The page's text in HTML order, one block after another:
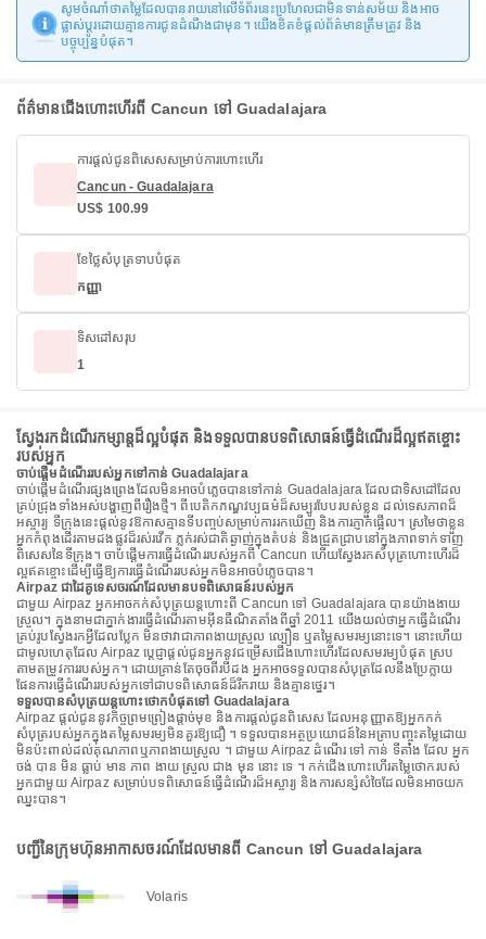
សូមចំណាំថាតម្លៃដែលបានរាយនៅលើទំព័រនេះប្រហែលជាមិនទាន់សម័យ និងអាច
ផ្លាស់ប្តូរដោយគ្មានការជូនដំណឹងជាមុន។ យើងខិតខំផ្តល់ព័ត៌មានត្រឹមត្រូវ និង
បច្ចុប្បន្នបំផុត។
ព័ត៌មានជើងហោះហើរពី Cancun ទៅ Guadalajara
ការផ្តល់ជូនពិសេសសម្រាប់ការហោះហើរ
Cancun - Guadalajara
US$ 100.99
ខែថ្លៃសំបុត្រទាបបំផុត
កញ្ញា
ទិសដៅសរុប
1
ស្វែងរកដំណើរកម្សាន្តដ៏ល្អបំផុត និងទទួលបានបទពិសោធន៍ធ្វើដំណើរដ៏ល្អឥតខ្ចោះ
របស់អ្នក
ចាប់ផ្តើមដំណើររបស់អ្នកទៅកាន់ Guadalajara
ចាប់ផ្តើមដំណើរផ្សងព្រេងដែលមិនអាចបំភ្លេចបានទៅកាន់ Guadalajara ដែលជាទិសដៅដែល
គ្រប់ជ្រុងទាំងអស់បង្ហាញពីរឿងថ្មី។ ពីបេតិកភណ្ឌវប្បធម៌ដ៏សម្បូរបែបរបស់ខ្លួន ដល់ទេសភាពដ៏
អស្ចារ្យ ទីក្រុងនេះផ្តល់នូវឱកាសគ្មានទីបញ្ចប់សម្រាប់ការរកឃើញ និងការភ្ញាក់ផ្អើល។ ស្រមៃថាខ្លួន
អ្នកកំពុងដើរតាមដងផ្លូវដ៏រស់រវើក ភ្លក់រស់ជាតិឆ្ងាញ់ក្នុងតំបន់ និងជ្រួតជ្រាបនៅក្នុងភាពទាក់ទាញ
ពិសេសនៃទីក្រុង។ ចាប់ផ្តើមការធ្វើដំណើររបស់អ្នកពី Cancun ហើយស្វែងរកសំបុត្រហោះហើរដ៏
ល្អឥតខ្ចោះដើម្បីធ្វើឱ្យការធ្វើដំណើររបស់អ្នកមិនអាចបំភ្លេចបាន។
Airpaz ជាដៃគូទេសចរណ៍ដែលមានបទពិសោធន៍របស់អ្នក
ជាមួយ Airpaz អ្នកអាចកក់សំបុត្រយន្តហោះពី Cancun ទៅ Guadalajara បានយ៉ាងងាយ
ស្រួល។ ក្នុងនាមជាភ្នាក់ងារធ្វើដំណើរតាមអ៊ីនធឺណិតតាំងពីឆ្នាំ 2011 យើងយល់ថាអ្នកធ្វើដំណើរ
គ្រប់រូបស្វែងរកអ្វីដែលប្លែក មិនថាវាជាភាពងាយស្រួល ល្បឿន ឬតម្លៃសមរម្យនោះទេ។ នោះហើយ
ជាមូលហេតុដែល Airpaz ប្តេជ្ញាផ្តល់ជូនអ្នកនូវជម្រើសជើងហោះហើរដែលសមរម្យបំផុត ស្រប
តាមតម្រូវការរបស់អ្នក។ ដោយគ្រាន់តែចុចពីរបីដង អ្នកអាចទទួលបានសំបុត្រដែលនឹងប្រែក្លាយ
ផែនការធ្វើដំណើររបស់អ្នកទៅជាបទពិសោធន៍ដ៏រីករាយ និងគ្មានថ្នេរ។
ទទួលបានសំបុត្រយន្តហោះថោកបំផុតទៅ Guadalajara
Airpaz ផ្តល់ជូននូវកិច្ចព្រមព្រៀងផ្តាច់មុខ និងការផ្តល់ជូនពិសេស ដែលអនុញ្ញាតឱ្យអ្នកកក់
សំបុត្ររបស់អ្នកក្នុងតម្លៃសមរម្យមិនគួរឱ្យជឿ ។ ទទួលបានអត្ថប្រយោជន៍នៃអត្រាបញ្ចុះតម្លៃដោយ
មិនប៉ះពាល់ដល់គុណភាពឬភាពងាយស្រួល ។ ជាមួយ Airpaz ដំណើរ ទៅ កាន់ ទីតាំង ដែល អ្នក
ចង់ បាន មិន ធ្លាប់ មាន ភាព ងាយ ស្រួល ជាង មុន នោះ ទេ ។ កក់ជើងហោះហើរតម្លៃថោករបស់
អ្នកជាមួយ Airpaz សម្រាប់បទពិសោធន៍ធ្វើដំណើរដ៏អស្ចារ្យ និងការសន្សំសំចៃដែលមិនអាចយក
ឈ្នះបាន។
បញ្ជីនៃក្រុមហ៊ុនអាកាសចរណ៍ដែលមានពី Cancun ទៅ Guadalajara
Volaris